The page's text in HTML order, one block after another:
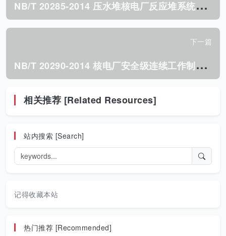
N
B/T 20285-2014 压水堆核电厂反应堆系统设计总要求.pdf
下一篇
N
B/T 20290-2014 核电厂安全级连续工作制电动机的鉴定.pdf
相关推荐 [Related Resources]
站内搜索 [Search]
记得收藏本站
热门推荐 [Recommended]